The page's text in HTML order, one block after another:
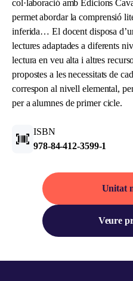
col·laboració amb Edicions
permet abordar la comprensió
inferida… El docent disposa
lectures adaptades a diferents
lectura en veu alta i altres
propostes a les necessitats de
correspon al nivell elemental,
per a alumnes de primer cicle.
ISBN
978-84-412-3599-1
Unitat
Veure